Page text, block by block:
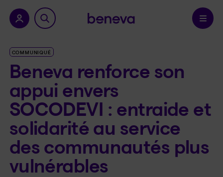
province.Confirmer
COMMUNIQUÉ
Beneva renforce son
appui envers
SOCODEVI : entraide et
solidarité au service
des communautés plus
vulnérables